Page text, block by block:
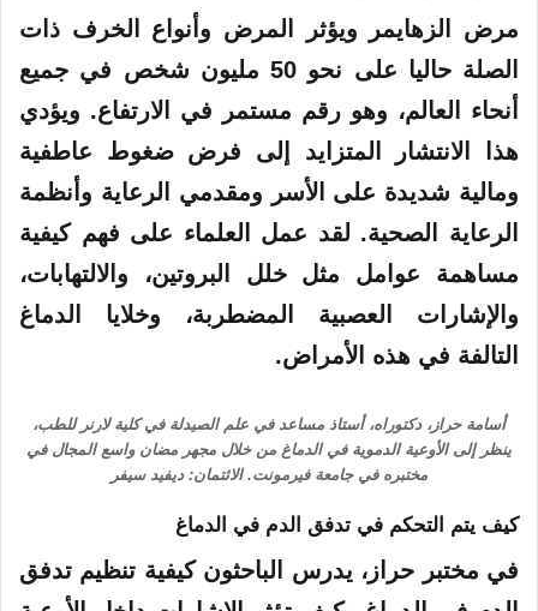
مرض الزهايمر
ويؤثر المرض وأنواع الخرف ذات
الصلة حاليا على نحو 50 مليون شخص في جميع
أنحاء العالم، وهو رقم مستمر في الارتفاع. ويؤدي
هذا الانتشار المتزايد إلى فرض ضغوط عاطفية
ومالية شديدة على الأسر ومقدمي الرعاية وأنظمة
الرعاية الصحية. لقد عمل العلماء على فهم كيفية
مساهمة عوامل مثل خلل البروتين، والالتهابات،
والإشارات العصبية المضطربة، وخلايا الدماغ
التالفة في هذه الأمراض.
أسامة حراز، دكتوراه، أستاذ مساعد في علم الصيدلة في كلية لارنر للطب،
ينظر إلى الأوعية الدموية في الدماغ من خلال مجهر مضان واسع المجال في
مختبره في جامعة فيرمونت. الائتمان: ديفيد سيفر
كيف يتم التحكم في تدفق الدم في الدماغ
في مختبر حراز، يدرس الباحثون كيفية تنظيم تدفق